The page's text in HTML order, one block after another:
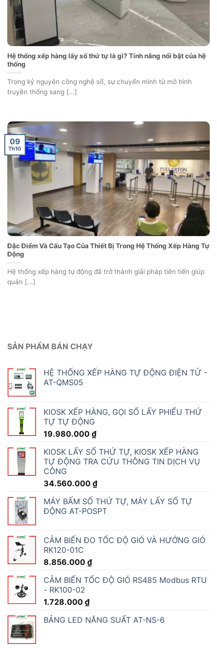
Hệ thống xếp hàng lấy số thứ tự là gì? Tính năng nổi bật của hệ
thống
Trong kỷ nguyên công nghệ số, sự chuyển mình từ mô hình
truyền thống sang [...]
Đặc Điểm Và Cấu Tạo Của Thiết Bị Trong Hệ Thống Xếp Hàng Tự
Động
Hệ thống xếp hàng tự động đã trở thành giải pháp tiên tiến giúp
quản [...]
09
Th10
SẢN PHẨM BÁN CHẠY
HỆ THỐNG XẾP HÀNG TỰ ĐỘNG ĐIỆN TỬ -
AT-QMS05
KIOSK XẾP HÀNG, GỌI SỐ LẤY PHIẾU THỨ
TỰ TỰ ĐỘNG
19.980.000 ₫
KIOSK LẤY SỐ THỨ TỰ, KIOSK XẾP HÀNG
TỰ ĐỘNG TRA CỨU THÔNG TIN DỊCH VỤ
CÔNG
34.560.000 ₫
MÁY BẤM SỐ THỨ TỰ, MÁY LẤY SỐ TỰ
ĐỘNG AT-POSPT
CẢM BIẾN ĐO TỐC ĐỘ GIÓ VÀ HƯỚNG GIÓ
RK120-01C
8.856.000 ₫
CẢM BIẾN TỐC ĐỘ GIÓ RS485 Modbus RTU
- RK100-02
1.728.000 ₫
BẢNG LED NĂNG SUẤT AT-NS-6